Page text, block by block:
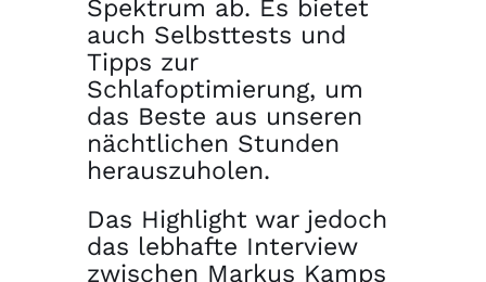
Spektrum ab. Es bietet
auch Selbsttests und
Tipps zur
Schlafoptimierung, um
das Beste aus unseren
nächtlichen Stunden
herauszuholen.
Das Highlight war jedoch
das lebhafte Interview
zwischen Markus Kamps